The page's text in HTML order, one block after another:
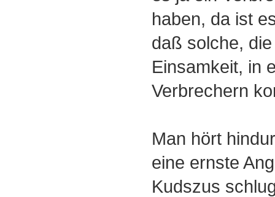
haben, da ist
daß solche,
Einsamkeit, in
Verbrechern
Man hört
eine ernste
Kudszus